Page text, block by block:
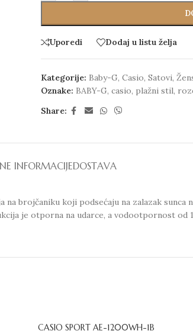
Uporedi Dodaj u listu želja
Kategorije: Baby-G, Casio, Satovi,
Oznake: BABY-G, casio, plažni stil,
Share:
INFORMACIJEDOSTAVA
brojčaniku koji podsećaju na zalazak sunca
je otporna na udarce, a vodootpornost od
CASIO SPORT AE-1200WH-1B